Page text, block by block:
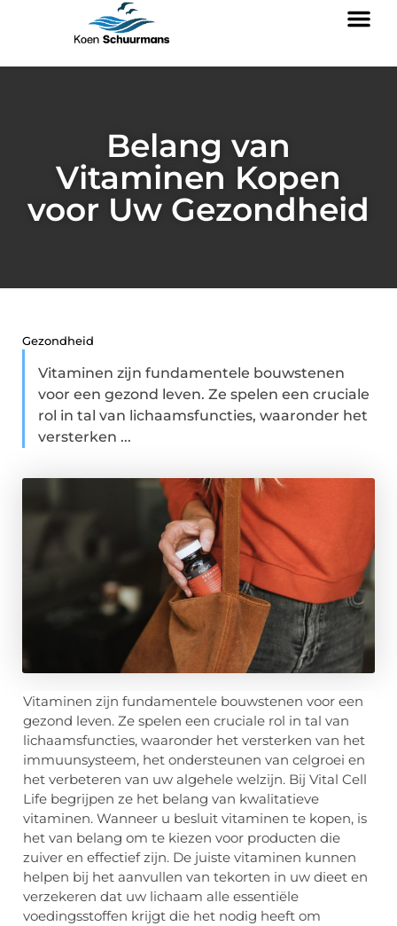
Belang van
Vitaminen Kopen
voor Uw Gezondheid
Gezondheid
Vitaminen zijn fundamentele bouwstenen
voor een gezond leven. Ze spelen een cruciale
rol in tal van lichaamsfuncties, waaronder het
versterken ...
Vitaminen zijn fundamentele bouwstenen voor een
gezond leven. Ze spelen een cruciale rol in tal van
lichaamsfuncties, waaronder het versterken van het
immuunsysteem, het ondersteunen van celgroei en
het verbeteren van uw algehele welzijn. Bij Vital Cell
Life begrijpen ze het belang van kwalitatieve
vitaminen. Wanneer u besluit vitaminen te kopen, is
het van belang om te kiezen voor producten die
zuiver en effectief zijn. De juiste vitaminen kunnen
helpen bij het aanvullen van tekorten in uw dieet en
verzekeren dat uw lichaam alle essentiële
voedingsstoffen krijgt die het nodig heeft om